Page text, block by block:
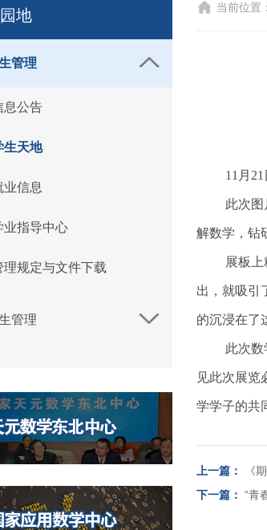
地
管理
息公告
生天地
业信息
业指导中心
理规定与文件下载
管理
当前位置：
11月
此次
解数学，钻
展板
出，就吸引
的沉浸在了
此次
见此次展览
学学子的共
上一篇：
《
下一篇： “青